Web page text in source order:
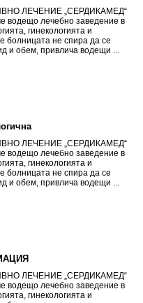
ЛЕЧЕНИЕ „СЕРДИКАМЕД“
водещо лечебно заведение в
гинекологията и
болницата не спира да се
и обем, привлича водещи ...
ЛЕЧЕНИЕ „СЕРДИКАМЕД“
водещо лечебно заведение в
гинекологията и
болницата не спира да се
и обем, привлича водещи ...
ЛЕЧЕНИЕ „СЕРДИКАМЕД“
водещо лечебно заведение в
гинекологията и